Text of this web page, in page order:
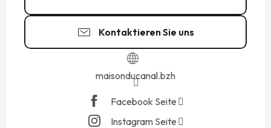
Kontaktieren Sie uns
maisonducanal.bzh
Facebook Seite
Instagram Seite